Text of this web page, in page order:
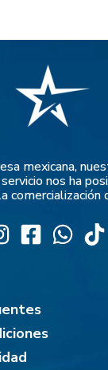
mexicana,
nos ha
comercialización